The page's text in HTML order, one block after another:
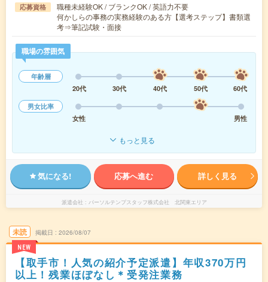
応募資格
職種未経験OK / ブランクOK / 英語力不要
何かしらの事務の実務経験のある方【選考ステップ】書類選
考⇒筆記試験・面接
職場の雰囲気
年齢層
20代
30代 40代 50代
60代
男女比率
女性
男性
もっと見る
気になる! 応募へ進む 詳しく見る
派遣会社 パーソルテンプスタッフ株式会社 北関東エリア
未読
NEW
掲載日 2026/08/07
【取手市！人気の紹介予定派遣】年収370万円
以上！残業ほぼなし＊受発注業務